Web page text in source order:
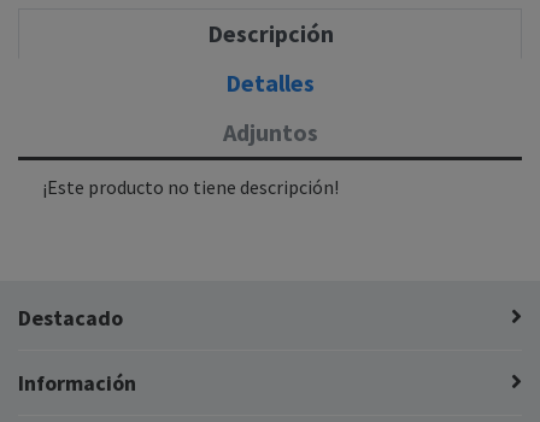
Descripción
Detalles
Adjuntos
¡Este producto no tiene descripción!
Destacado
Información